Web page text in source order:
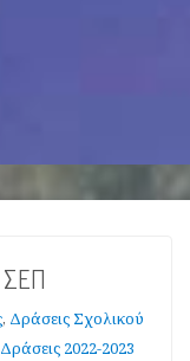
ΣΕΠ
, Δράσεις Σχολικού
2022-2023